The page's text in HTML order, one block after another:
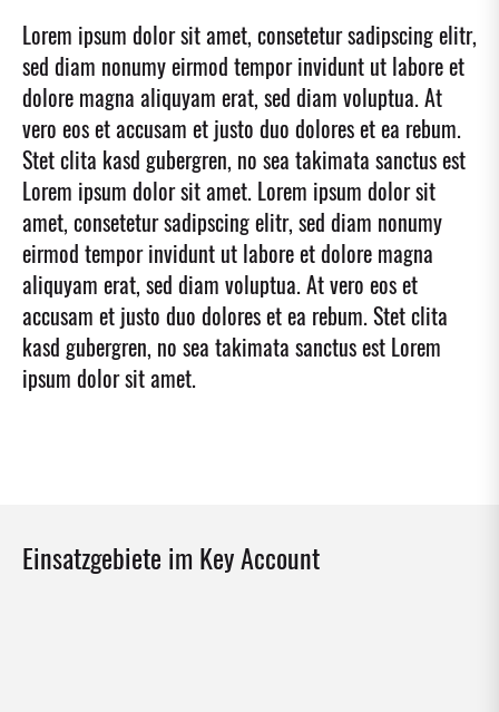
Lorem ipsum dolor sit amet, consetetur sadipscing elitr,
sed diam nonumy eirmod tempor invidunt ut labore et
dolore magna aliquyam erat, sed diam voluptua. At
vero eos et accusam et justo duo dolores et ea rebum.
Stet clita kasd gubergren, no sea takimata sanctus est
Lorem ipsum dolor sit amet. Lorem ipsum dolor sit
amet, consetetur sadipscing elitr, sed diam nonumy
eirmod tempor invidunt ut labore et dolore magna
aliquyam erat, sed diam voluptua. At vero eos et
accusam et justo duo dolores et ea rebum. Stet clita
kasd gubergren, no sea takimata sanctus est Lorem
ipsum dolor sit amet.
Einsatzgebiete im Key Account